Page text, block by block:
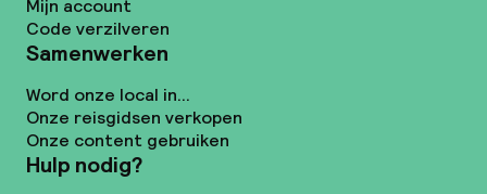
Mijn account
Code verzilveren
Samenwerken
Word onze local in...
Onze reisgidsen verkopen
Onze content gebruiken
Hulp nodig?